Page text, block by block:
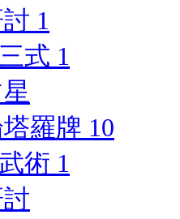
1
式 1
羅牌 10
術 1